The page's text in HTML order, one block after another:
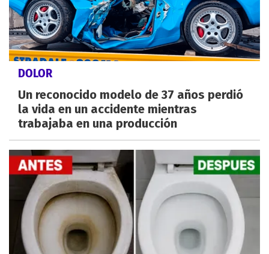
DOLOR
Un reconocido modelo de 37 años perdió
la vida en un accidente mientras
trabajaba en una producción